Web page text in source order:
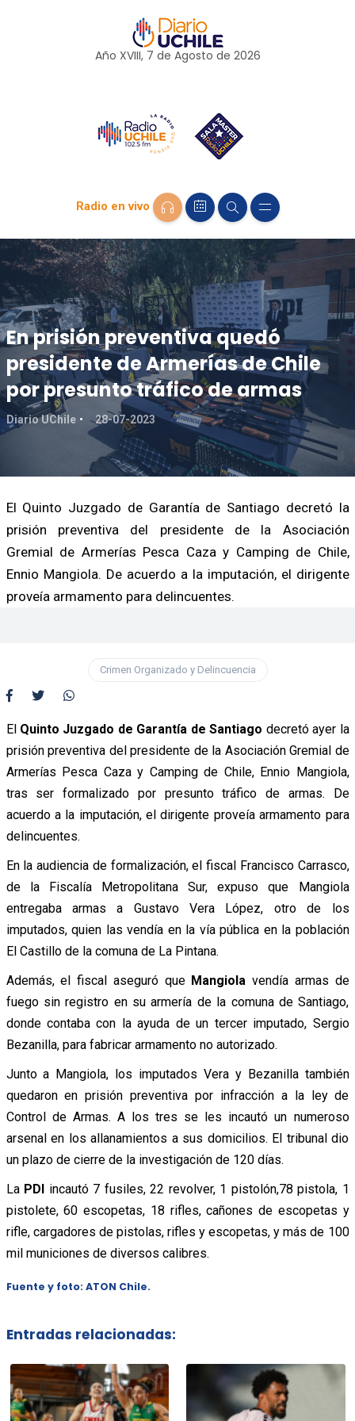
Año XVIII, 7 de Agosto de 2026
Radio en vivo
En prisión preventiva quedó
presidente de Armerías de Chile
por presunto tráfico de armas
Diario UChile 28-07-2023
El Quinto Juzgado de Garantía de Santiago decretó la
prisión preventiva del presidente de la Asociación
Gremial de Armerías Pesca Caza y Camping de Chile,
Ennio Mangiola. De acuerdo a la imputación, el dirigente
proveía armamento para delincuentes.
Crimen Organizado y Delincuencia
El Quinto Juzgado de Garantía de Santiago decretó ayer la
prisión preventiva del presidente de la Asociación Gremial de
Armerías Pesca Caza y Camping de Chile, Ennio Mangiola,
tras ser formalizado por presunto tráfico de armas. De
acuerdo a la imputación, el dirigente proveía armamento para
delincuentes.
En la audiencia de formalización, el fiscal Francisco Carrasco,
de la Fiscalía Metropolitana Sur, expuso que Mangiola
entregaba armas a Gustavo Vera López, otro de los
imputados, quien las vendía en la vía pública en la población
El Castillo de la comuna de La Pintana.
Además, el fiscal aseguró que Mangiola vendía armas de
fuego sin registro en su armería de la comuna de Santiago,
donde contaba con la ayuda de un tercer imputado, Sergio
Bezanilla, para fabricar armamento no autorizado.
Junto a Mangiola, los imputados Vera y Bezanilla también
quedaron en prisión preventiva por infracción a la ley de
Control de Armas. A los tres se les incautó un numeroso
arsenal en los allanamientos a sus domicilios. El tribunal dio
un plazo de cierre de la investigación de 120 días.
La PDI incautó 7 fusiles, 22 revolver, 1 pistolón,78 pistola, 1
pistolete, 60 escopetas, 18 rifles, cañones de escopetas y
rifle, cargadores de pistolas, rifles y escopetas, y más de 100
mil municiones de diversos calibres.
Fuente y foto: ATON Chile.
Entradas relacionadas: